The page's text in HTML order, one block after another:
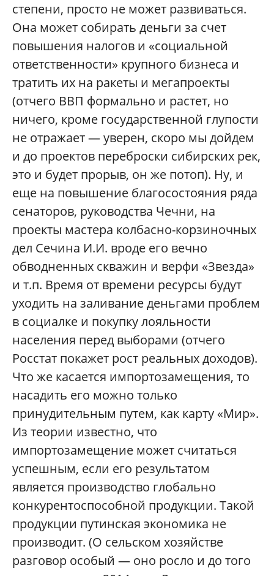
степени, просто не может развиваться.
Она может собирать деньги за счет
повышения налогов и «социальной
ответственности» крупного бизнеса и
тратить их на ракеты и мегапроекты
(отчего ВВП формально и растет, но
ничего, кроме государственной глупости
не отражает — уверен, скоро мы дойдем
и до проектов переброски сибирских рек,
это и будет прорыв, он же потоп). Ну, и
еще на повышение благосостояния ряда
сенаторов, руководства Чечни, на
проекты мастера колбасно-корзиночных
дел Сечина И.И. вроде его вечно
обводненных скважин и верфи «Звезда»
и т.п. Время от времени ресурсы будут
уходить на заливание деньгами проблем
в социалке и покупку лояльности
населения перед выборами (отчего
Росстат покажет рост реальных доходов).
Что же касается импортозамещения, то
насадить его можно только
принудительным путем, как карту «Мир».
Из теории известно, что
импортозамещение может считаться
успешным, если его результатом
является производство глобально
конкурентоспособной продукции. Такой
продукции путинская экономика не
производит. (О сельском хозяйстве
разговор особый — оно росло и до того